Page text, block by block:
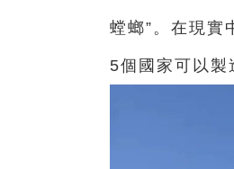
螳螂”。 在現實
5個國家可以製